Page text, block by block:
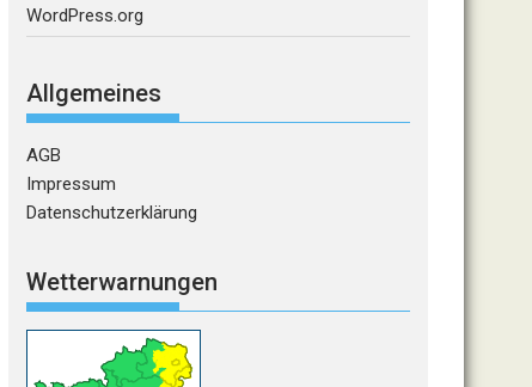
WordPress.org
Allgemeines
AGB
Impressum
Datenschutzerklärung
Wetterwarnungen